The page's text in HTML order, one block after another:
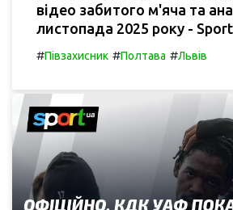
відео забитого м'яча та
листопада 2025 року -
#Півзахисник #Полтава #Львів